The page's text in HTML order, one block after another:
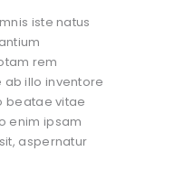
iste natus
rem
illo inventore
beatae vitae
enim ipsam
aspernatur